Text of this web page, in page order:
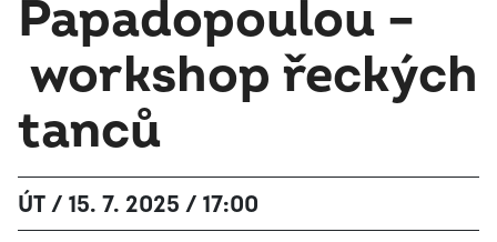
Papadopoulou –
workshop řeckých
tanců
ÚT / 15. 7. 2025 / 17:00